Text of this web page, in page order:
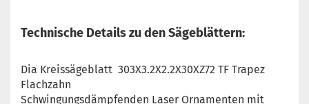
Technische Details zu den Sägeblättern:
Dia Kreissägeblatt 303X3.2X2.2X30XZ72 TF Trapez
Flachzahn
Schwingungsdämpfenden Laser Ornamenten mit